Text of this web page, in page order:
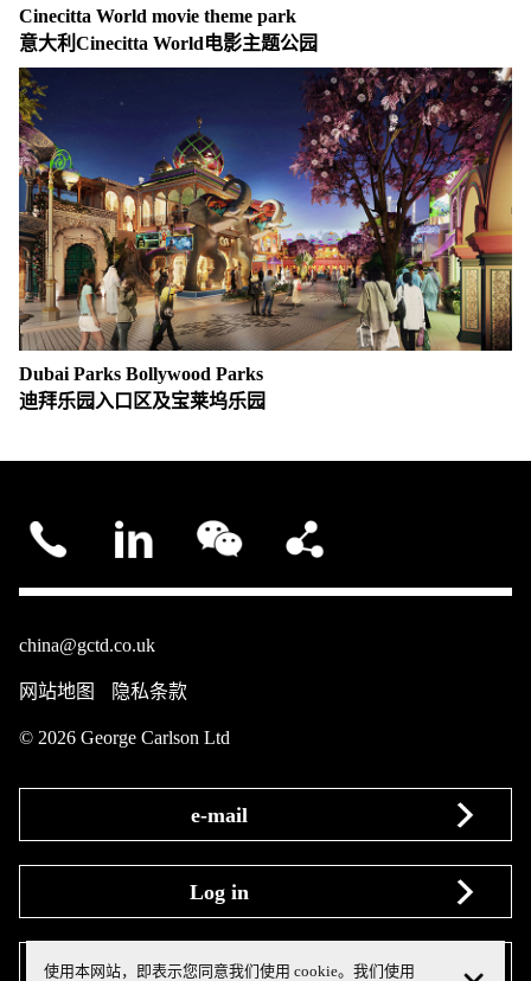
使用本网站，即表示您同意我们使用 cookie。我们使用
Cinecitta World movie theme park
意大利Cinecitta World电影主题公园
Dubai Parks Bollywood Parks
迪拜乐园入口区及宝莱坞乐园
china@gctd.co.uk
网站地图 隐私条款
© 2026 George Carlson Ltd